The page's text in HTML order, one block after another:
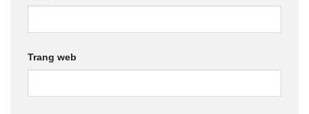
Trang web